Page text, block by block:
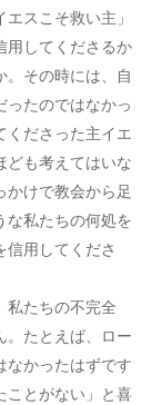
スこそ救い主」
用してくださるか
。その時には、自
たのではなかっ
くださった主イエ
ども考えてはいな
けで教会から足
な私たちの何処を
用してくださ
たちの不完全
。たとえば、ロー
なかったはずです
ことがない」と喜